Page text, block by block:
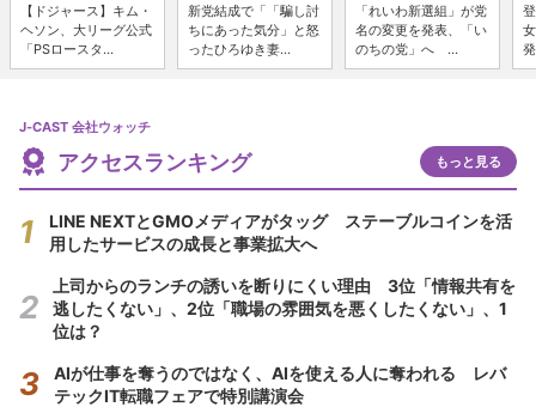
【ドジャース】キム・
ヘソン、大リーグ公式
「PSロースタ...
新党結成で「「騙し討
ちにあった気分」と怒
ったひろゆき妻...
「れいわ新選組」が党
名の変更を発表、「い
のちの党」へ ...
J-CAST 会社ウォッチ
アクセスランキング もっと見る
LINE NEXTとGMOメディアがタッグ ステーブルコインを活
用したサービスの成長と事業拡大へ
上司からのランチの誘いを断りにくい理由 3位「情報共有を
逃したくない」、2位「職場の雰囲気を悪くしたくない」、1
位は？
AIが仕事を奪うのではなく、AIを使える人に奪われる レバ
テックIT転職フェアで特別講演会